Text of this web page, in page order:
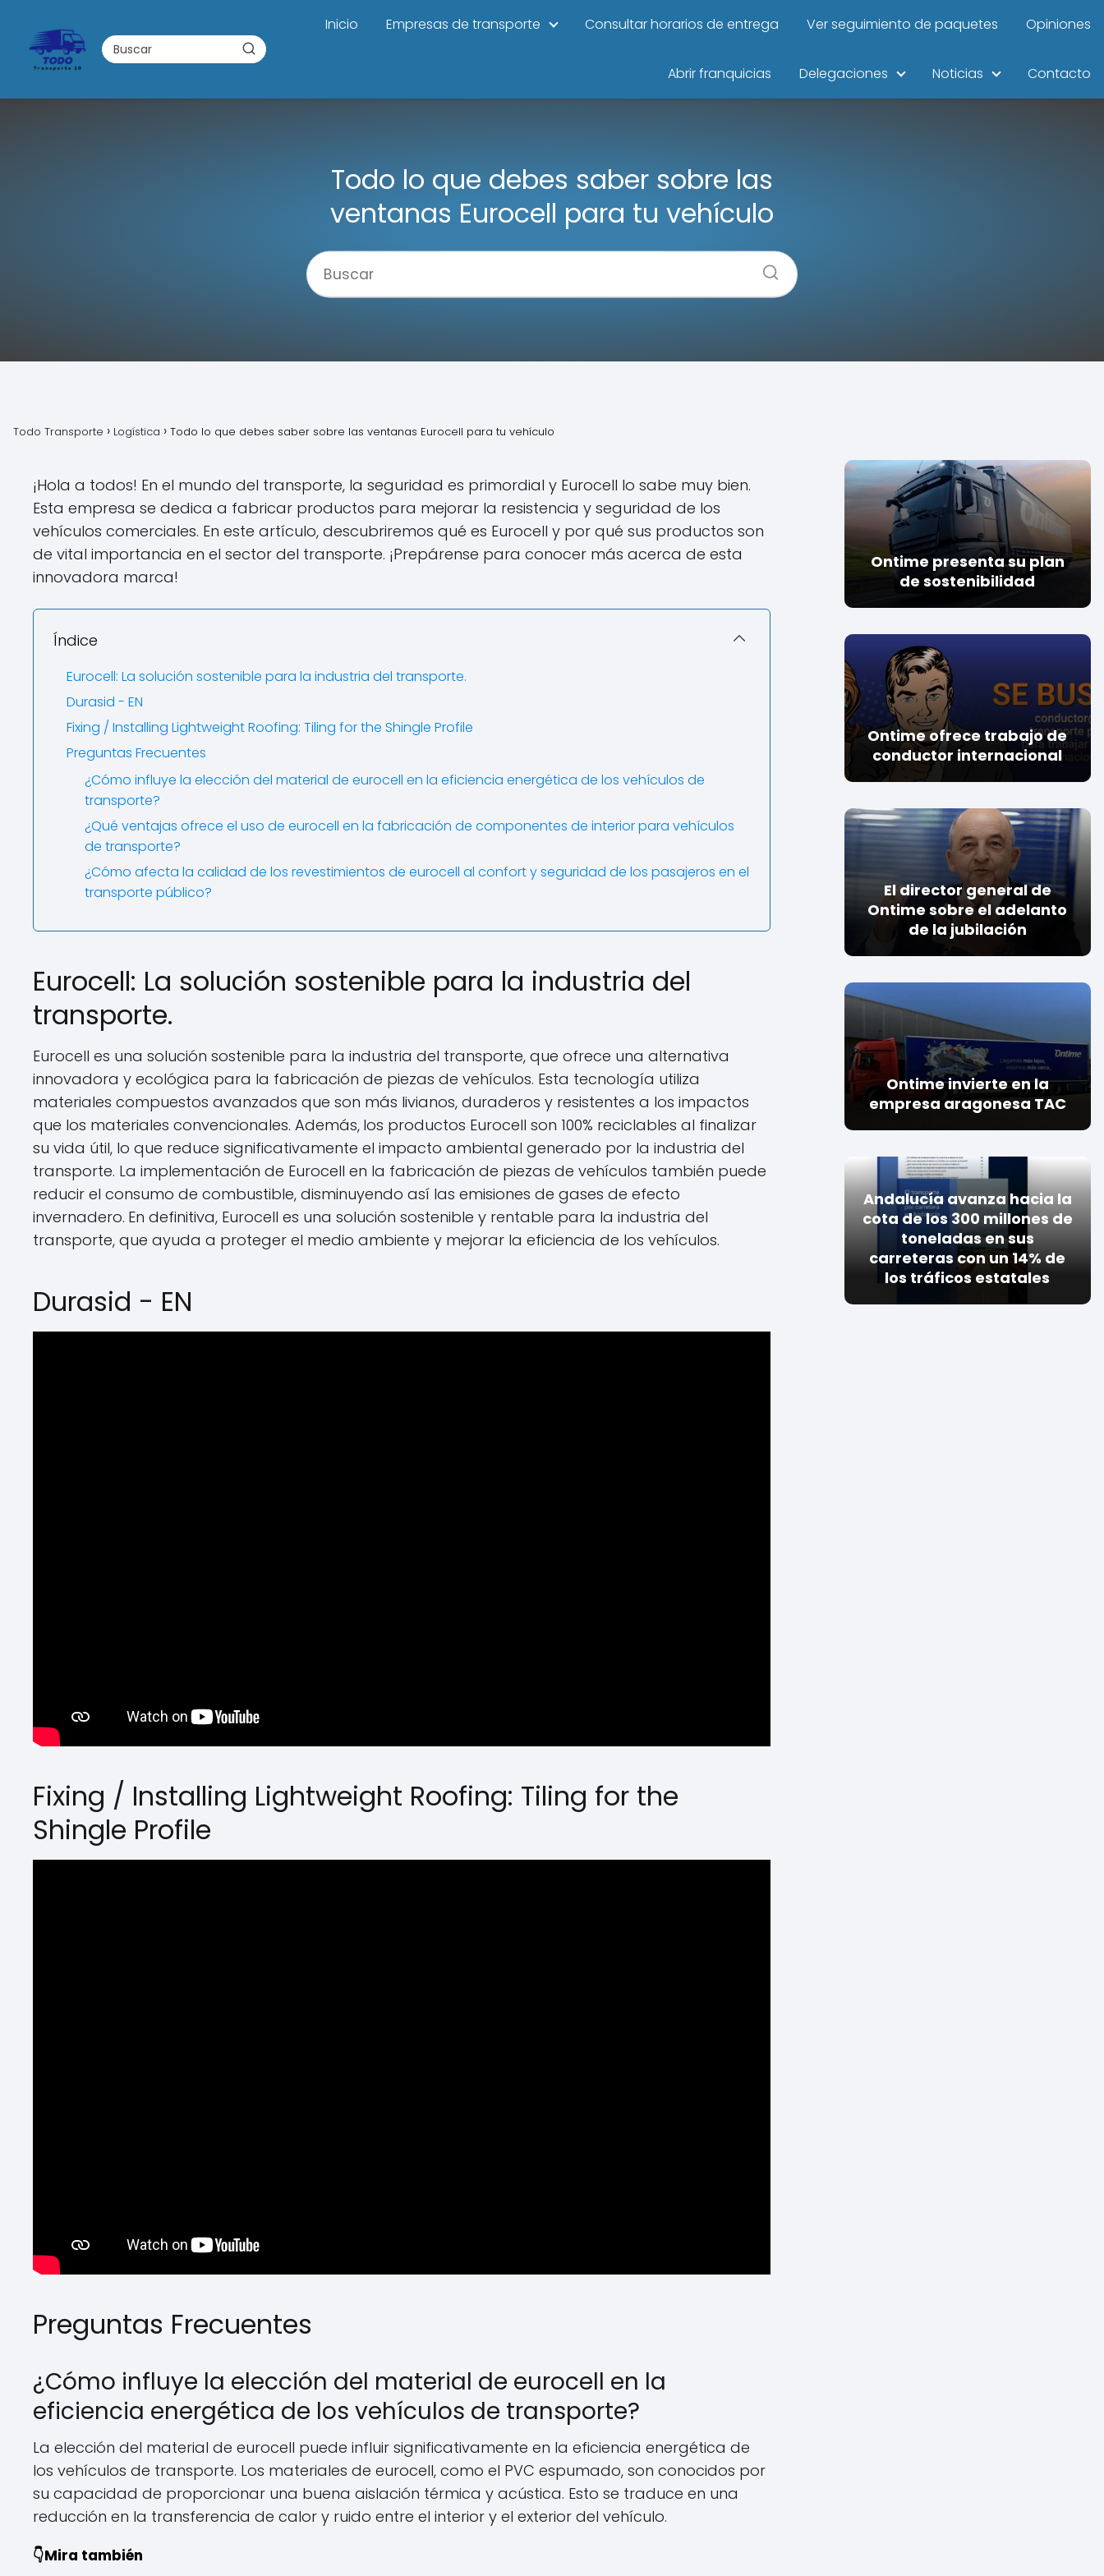
Inicio Empresas de transporte Consultar horarios de entrega Ver seguimiento de paquetes Opiniones
Abrir franquicias Delegaciones Noticias Contacto
Todo lo que debes saber sobre las
ventanas Eurocell para tu vehículo
Todo Transporte Logística Todo lo que debes saber sobre las ventanas Eurocell para tu vehículo
¡Hola a todos! En el mundo del transporte, la seguridad es primordial y Eurocell lo sabe muy bien.
Esta empresa se dedica a fabricar productos para mejorar la resistencia y seguridad de los
vehículos comerciales. En este artículo, descubriremos qué es Eurocell y por qué sus productos son
de vital importancia en el sector del transporte. ¡Prepárense para conocer más acerca de esta
innovadora marca!
Índice
Eurocell: La solución sostenible para la industria del transporte.
Durasid - EN
Fixing / Installing Lightweight Roofing: Tiling for the Shingle Profile
Preguntas Frecuentes
¿Cómo influye la elección del material de eurocell en la eficiencia energética de los vehículos de
transporte?
¿Qué ventajas ofrece el uso de eurocell en la fabricación de componentes de interior para vehículos
de transporte?
¿Cómo afecta la calidad de los revestimientos de eurocell al confort y seguridad de los pasajeros en el
transporte público?
Eurocell: La solución sostenible para la industria del
transporte.
Eurocell es una solución sostenible para la industria del transporte, que ofrece una alternativa
innovadora y ecológica para la fabricación de piezas de vehículos. Esta tecnología utiliza
materiales compuestos avanzados que son más livianos, duraderos y resistentes a los impactos
que los materiales convencionales. Además, los productos Eurocell son 100% reciclables al finalizar
su vida útil, lo que reduce significativamente el impacto ambiental generado por la industria del
transporte. La implementación de Eurocell en la fabricación de piezas de vehículos también puede
reducir el consumo de combustible, disminuyendo así las emisiones de gases de efecto
invernadero. En definitiva, Eurocell es una solución sostenible y rentable para la industria del
transporte, que ayuda a proteger el medio ambiente y mejorar la eficiencia de los vehículos.
Durasid - EN
Fixing / Installing Lightweight Roofing: Tiling for the
Shingle Profile
Preguntas Frecuentes
¿Cómo influye la elección del material de eurocell en la
eficiencia energética de los vehículos de transporte?
La elección del material de eurocell puede influir significativamente en la eficiencia energética de
los vehículos de transporte. Los materiales de eurocell, como el PVC espumado, son conocidos por
su capacidad de proporcionar una buena aislación térmica y acústica. Esto se traduce en una
reducción en la transferencia de calor y ruido entre el interior y el exterior del vehículo.
👇Mira también
Ontime presenta su plan
de sostenibilidad
Ontime ofrece trabajo de
conductor internacional
El director general de
Ontime sobre el adelanto
de la jubilación
Ontime invierte en la
empresa aragonesa TAC
Andalucía avanza hacia la
cota de los 300 millones de
toneladas en sus
carreteras con un 14% de
los tráficos estatales